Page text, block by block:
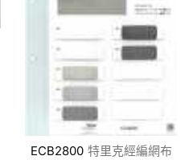
ECB2800 特里克經編網布